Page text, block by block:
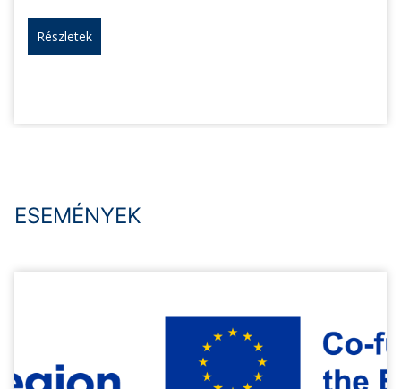
Részletek
ESEMÉNYEK